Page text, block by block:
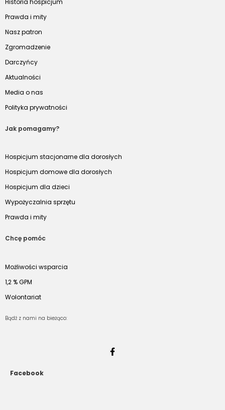
Prawda i mity
Nasz patron
Zgromadzenie
Darczyńcy
Aktualności
Media o nas
Polityka prywatności
Jak pomagamy?
Hospicjum stacjonarne dla dorosłych
Hospicjum domowe dla dorosłych
Hospicjum dla dzieci
Wypożyczalnia sprzętu
Prawda i mity
Chcę pomóc
Możliwości wsparcia
1,2 % GPM
Wolontariat
Bądź z nami na bieżąco:
Facebook